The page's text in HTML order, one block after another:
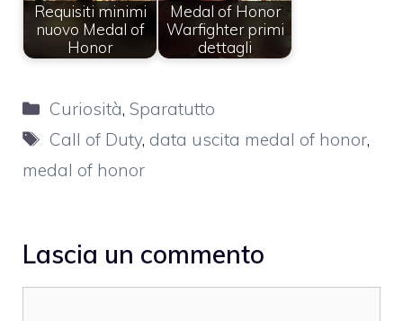
Requisiti minimi
nuovo Medal of
Honor
Medal of Honor
Warfighter primi
dettagli
Categorie
Curiosità,Sparatutto
Tag
Call of Duty, data uscita medal of honor,
medal of honor
Lascia un commento